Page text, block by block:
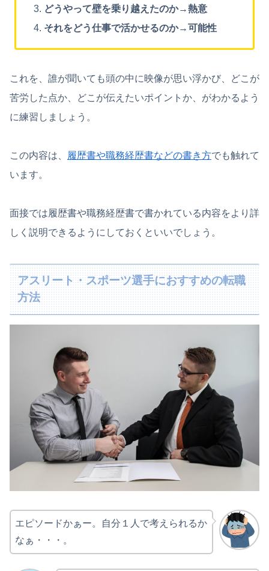
どうやって壁を乗り越えたのか→熱意
それをどう仕事で活かせるのか→可能性
これを、誰が聞いても頭の中に映像が思い浮かび、どこが
苦労した点か、どこが伝えたいポイントか、がわかるよう
に練習しましょう。
この内容は、 履歴書や職務経歴書などの書き方でも触れて
います。
面接では履歴書や職務経歴書で書かれている内容をより詳
しく説明できるようにしておくといいでしょう。
アスリート・スポーツ選手におすすめの転職
方法
エピソードかぁー。自分１人で考えられるか
なぁ・・・。